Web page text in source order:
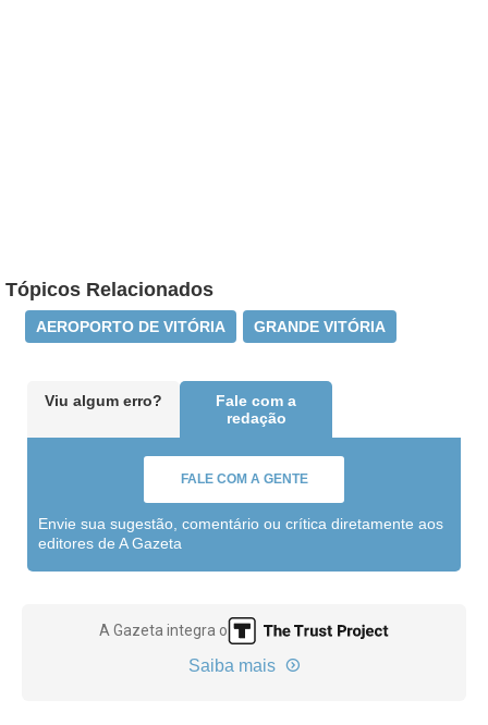
Tópicos Relacionados
AEROPORTO DE VITÓRIA GRANDE VITÓRIA
Viu algum erro?
Fale com a
redação
FALE COM A GENTE
Envie sua sugestão, comentário ou crítica diretamente aos
editores de A Gazeta
A Gazeta integra o
Saiba mais